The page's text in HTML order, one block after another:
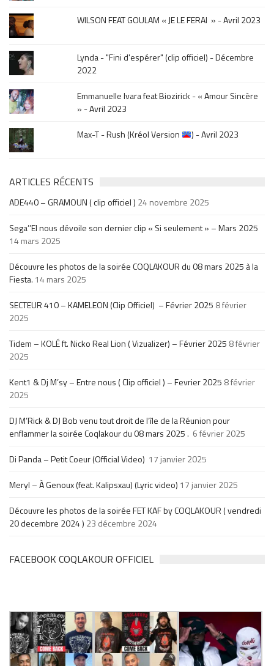
WILSON FEAT GOULAM « JE LE FERAI » - Avril 2023
Lynda - "Fini d'espérer" (clip officiel) - Décembre
2022
Emmanuelle Ivara feat Biozirick - « Amour Sincère
» - Avril 2023
Max-T - Rush (Kréol Version
) - Avril 2023
ARTICLES RÉCENTS
ADE440 – GRAMOUN ( clip officiel ) 24 novembre 2025
Sega’’El nous dévoile son dernier clip « Si seulement » – Mars 2025
14 mars 2025
Découvre les photos de la soirée COQLAKOUR du 08 mars 2025 à la
Fiesta. 14 mars 2025
SECTEUR 410 – KAMELEON (Clip Officiel) – Février 2025 8 février
2025
Tidem – KOLÉ ft. Nicko Real Lion ( Vizualizer) – Février 2025 8 février
2025
Kent1 & Dj M’sy – Entre nous ( Clip officiel ) – Fevrier 2025 8 février
2025
DJ M’Rick & DJ Bob venu tout droit de l’île de la Réunion pour
enflammer la soirée Coqlakour du 08 mars 2025 . 6 février 2025
Di Panda – Petit Coeur (Official Video) 17 janvier 2025
Meryl – À Genoux (feat. Kalipsxau) (Lyric video) 17 janvier 2025
Découvre les photos de la soirée FET KAF by COQLAKOUR ( vendredi
20 decembre 2024 ) 23 décembre 2024
FACEBOOK COQLAKOUR OFFICIEL